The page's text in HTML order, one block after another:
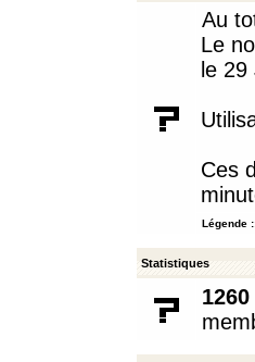
Au
Le
le
Ces
Légende
Statistiques
1260